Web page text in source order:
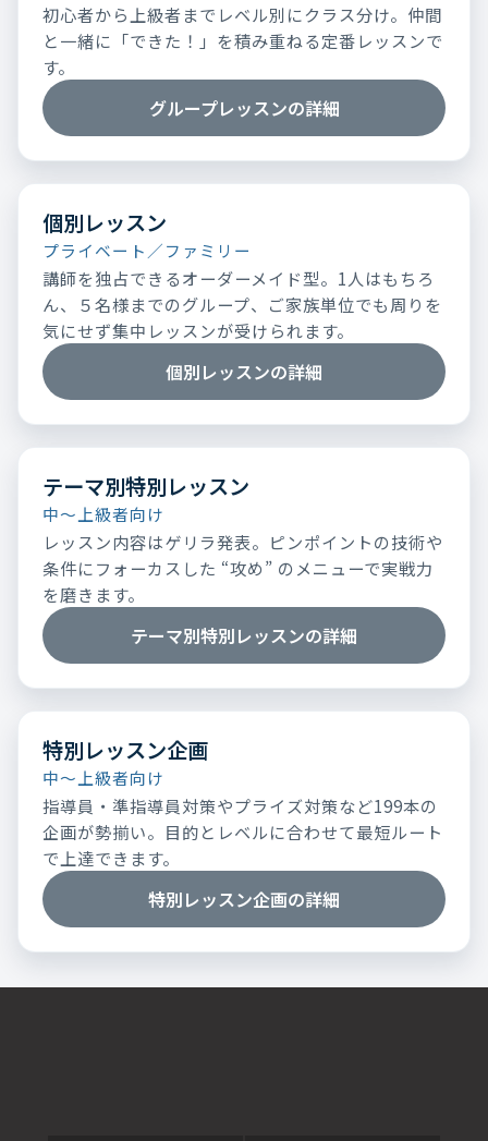
初心者から上級者までレベル別にクラス分け。仲間
と一緒に「できた！」を積み重ねる定番レッスンで
す。
グループレッスンの詳細
個別レッスン
プライベート／ファミリー
講師を独占できるオーダーメイド型。1人はもちろ
ん、５名様までのグループ、ご家族単位でも周りを
気にせず集中レッスンが受けられます。
個別レッスンの詳細
テーマ別特別レッスン
中～上級者向け
レッスン内容はゲリラ発表。ピンポイントの技術や
条件にフォーカスした “攻め” のメニューで実戦力
を磨きます。
テーマ別特別レッスンの詳細
特別レッスン企画
中～上級者向け
指導員・準指導員対策やプライズ対策など199本の
企画が勢揃い。目的とレベルに合わせて最短ルート
で上達できます。
特別レッスン企画の詳細